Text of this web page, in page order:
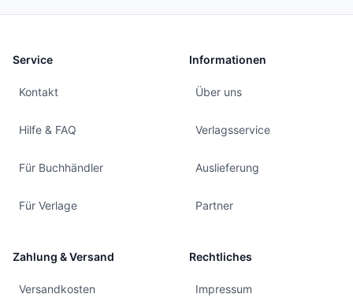
Service
Kontakt
Hilfe & FAQ
Für Buchhändler
Für Verlage
Informationen
Über uns
Verlagsservice
Auslieferung
Partner
Zahlung & Versand
Versandkosten
Rechtliches
Impressum